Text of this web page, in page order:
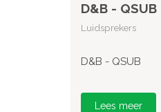
D&B - QSUB
Luidsprekers
D&B - QSUB
Lees meer